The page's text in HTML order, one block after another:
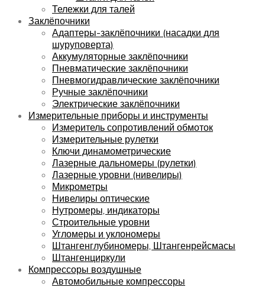
Тележки для талей
Заклёпочники
Адаптеры-заклёпочники (насадки для
шуруповерта)
Аккумуляторные заклёпочники
Пневматические заклёпочники
Пневмогидравлические заклёпочники
Ручные заклёпочники
Электрические заклёпочники
Измерительные приборы и инструменты
Измеритель сопротивлений обмоток
Измерительные рулетки
Ключи динамометрические
Лазерные дальномеры (рулетки)
Лазерные уровни (нивелиры)
Микрометры
Нивелиры оптические
Нутромеры, индикаторы
Строительные уровни
Угломеры и уклономеры
Штангенглубиномеры, Штангенрейсмасы
Штангенциркули
Компрессоры воздушные
Автомобильные компрессоры